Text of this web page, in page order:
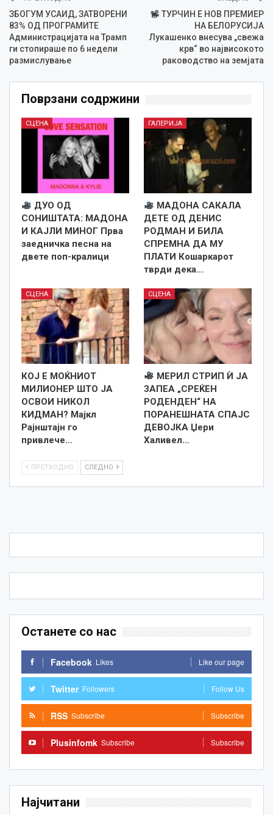
ЗБОГУМ УСАИД, ЗАТВОРЕНИ
83% ОД ПРОГРАМИТЕ
Администрацијата на Трамп
ги стопираше по 6 недели
размислување
ТУРЧИН Е НОВ ПРЕМИЕР
НА БЕЛОРУСИЈА
Лукашенко внесува „свежа
крв“ во највисокото
раководство на земјата
Поврзани содржини
СЦЕНА
ДУО ОД
СОНИШТАТА: МАДОНА
И КАЈЛИ МИНОГ Прва
заедничка песна на
двете поп-кралици
ГАЛЕРИЈА
МАДОНА САКАЛА
ДЕТЕ ОД ДЕНИС
РОДМАН И БИЛА
СПРЕМНА ДА МУ
ПЛАТИ Кошаркарот
тврди дека…
СЦЕНА
КОЈ Е МОЌНИОТ
МИЛИОНЕР ШТО ЈА
ОСВОИ НИКОЛ
КИДМАН? Мајкл
Рајнштајн го
привлече…
СЦЕНА
МЕРИЛ СТРИП Ѝ ЈА
ЗАПЕА „СРЕЌЕН
РОДЕНДЕН“ НА
ПОРАНЕШНАТА СПАЈС
ДЕВОЈКА Џери
Халивел…
ПРЕТХОДНО СЛЕДНО
Останете со нас
Facebook Likes Like our page
Twitter Followers Follow Us
RSS Subscribe Subscribe
Plusinfomk Subscribe Subscribe
Најчитани